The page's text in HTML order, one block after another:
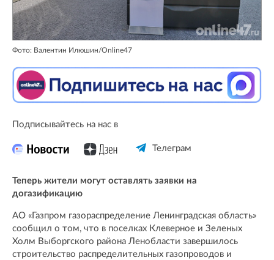
Фото: Валентин Илюшин/Online47
Подписывайтесь на нас в
Телеграм
Теперь жители могут оставлять заявки на
догазификацию
АО «Газпром газораспределение Ленинградская область»
сообщил о том, что в поселках Клеверное и Зеленых
Холм Выборгского района Ленобласти завершилось
строительство распределительных газопроводов и